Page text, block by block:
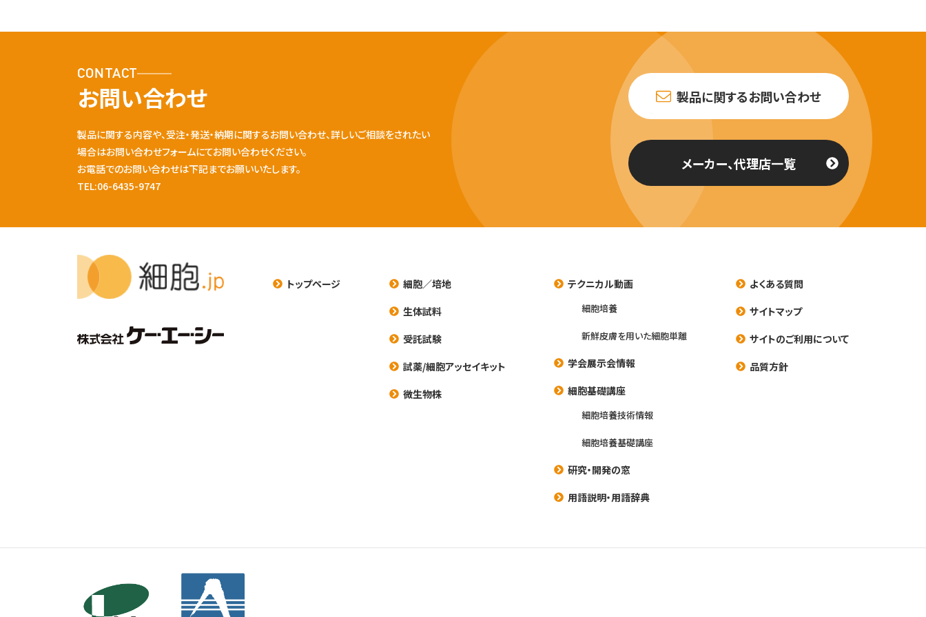
CONTACT
お問い合わせ
製品に関する内容や、受注・発送・納期に関するお問い合わせ、詳しいご相談をされたい
場合はお問い合わせフォームにてお問い合わせください。
お電話でのお問い合わせは下記までお願いいたします。
TEL:06-6435-9747
製品に関するお問い合わせ
メーカー、代理店一覧
トップページ
細胞／培地
生体試料
受託試験
試薬/細胞アッセイキット
微生物株
テクニカル動画
細胞培養
新鮮皮膚を用いた細胞単離
学会展示会情報
細胞基礎講座
細胞培養技術情報
細胞培養基礎講座
研究・開発の窓
用語説明・用語辞典
よくある質問
サイトマップ
サイトのご利用について
品質方針